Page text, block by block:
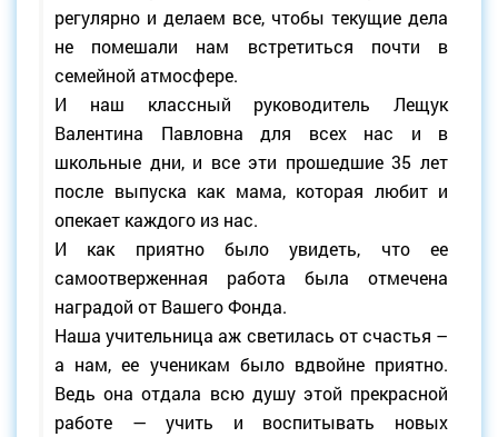
регулярно и делаем все, чтобы текущие дела
не помешали нам встретиться почти в
семейной атмосфере.
И наш классный руководитель Лещук
Валентина Павловна для всех нас и в
школьные дни, и все эти прошедшие 35 лет
после выпуска как мама, которая любит и
опекает каждого из нас.
И как приятно было увидеть, что ее
самоотверженная работа была отмечена
наградой от Вашего Фонда.
Наша учительница аж светилась от счастья –
а нам, ее ученикам было вдвойне приятно.
Ведь она отдала всю душу этой прекрасной
работе — учить и воспитывать новых